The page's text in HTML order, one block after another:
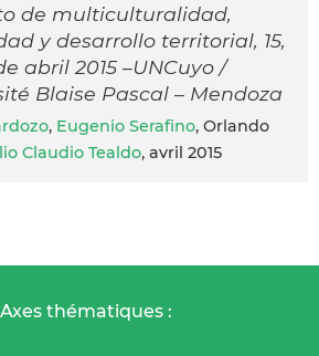
de multiculturalidad,
y desarrollo territorial, 15,
abril 2015 –UNCuyo /
Blaise Pascal – Mendoza
, Eugenio Serafino, Orlando
Claudio Tealdo, avril 2015
Axes thématiques :